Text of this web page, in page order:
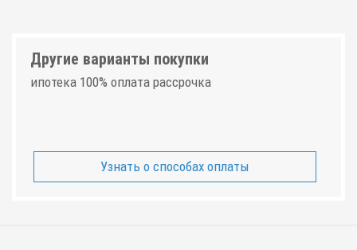
Другие варианты покупки
ипотека 100% оплата рассрочка
Узнать о способах оплаты